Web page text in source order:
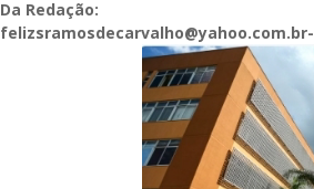
Da Redação:
felizsramosdecarvalho@yahoo.com.br-